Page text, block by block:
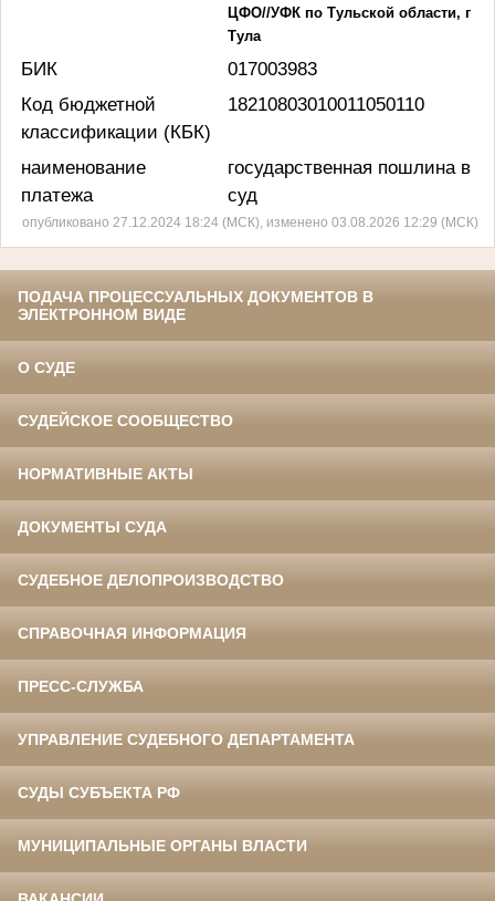
ЦФО//УФК по Тульской области, г
Тула
БИК
017003983
Код бюджетной
классификации (КБК)
18210803010011050110
наименование
платежа
государственная пошлина в
суд
опубликовано 27.12.2024 18:24 (МСК), изменено 03.08.2026 12:29 (МСК)
ПОДАЧА ПРОЦЕССУАЛЬНЫХ ДОКУМЕНТОВ В
ЭЛЕКТРОННОМ ВИДЕ
О СУДЕ
СУДЕЙСКОЕ СООБЩЕСТВО
НОРМАТИВНЫЕ АКТЫ
ДОКУМЕНТЫ СУДА
СУДЕБНОЕ ДЕЛОПРОИЗВОДСТВО
СПРАВОЧНАЯ ИНФОРМАЦИЯ
ПРЕСС-СЛУЖБА
УПРАВЛЕНИЕ СУДЕБНОГО ДЕПАРТАМЕНТА
СУДЫ СУБЪЕКТА РФ
МУНИЦИПАЛЬНЫЕ ОРГАНЫ ВЛАСТИ